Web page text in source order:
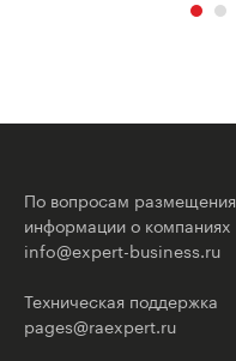
По вопросам размещения
информации о компаниях
info@expert-business.ru
Техническая поддержка
pages@raexpert.ru